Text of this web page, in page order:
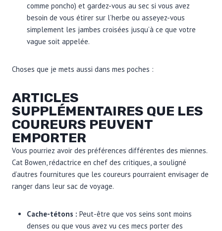
comme poncho) et gardez-vous au sec si vous avez
besoin de vous étirer sur l’herbe ou asseyez-vous
simplement les jambes croisées jusqu’à ce que votre
vague soit appelée.
Choses que je mets aussi dans mes poches :
ARTICLES
SUPPLÉMENTAIRES QUE LES
COUREURS PEUVENT
EMPORTER
Vous pourriez avoir des préférences différentes des miennes.
Cat Bowen, rédactrice en chef des critiques, a souligné
d’autres fournitures que les coureurs pourraient envisager de
ranger dans leur sac de voyage.
Cache-tétons : Peut-être que vos seins sont moins
denses ou que vous avez vu ces mecs porter des